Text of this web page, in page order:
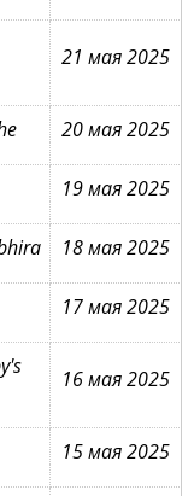
21 мая 2025
20 мая 2025
19 мая 2025
18 мая 2025
17 мая 2025
16 мая 2025
15 мая 2025